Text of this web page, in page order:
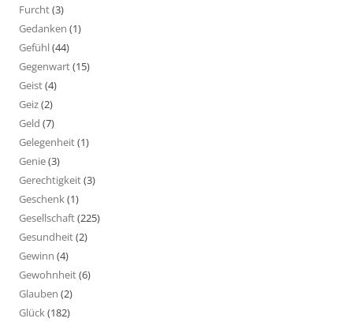
Furcht(3)
Gedanken (1)
Gefühl(44)
Gegenwart(15)
Geist(4)
Geiz(2)
Geld (7)
Gelegenheit(1)
Genie(3)
Gerechtigkeit(3)
Geschenk(1)
Gesellschaft(225)
Gesundheit(2)
Gewinn (4)
Gewohnheit(6)
Glauben (2)
Glück(182)